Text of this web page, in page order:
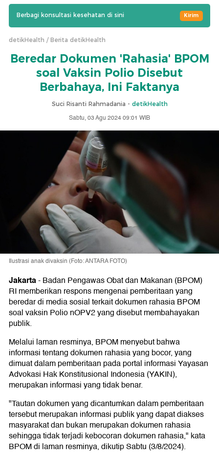
Berbagi konsultasi kesehatan di sini Kirim
detikHealth Berita detikHealth
Beredar Dokumen 'Rahasia' BPOM
soal Vaksin Polio Disebut
Berbahaya, Ini Faktanya
Suci Risanti Rahmadania - detikHealth
Sabtu, 03 Agu 2024 09:01 WIB
Ilustrasi anak divaksin (Foto: ANTARA FOTO)
Jakarta-Badan Pengawas Obat dan Makanan (BPOM)
RI memberikan respons mengenai pemberitaan yang
beredar di media sosial terkait dokumen rahasia BPOM
soal vaksin Polio nOPV2 yang disebut membahayakan
publik.
Melalui laman resminya, BPOM menyebut bahwa
informasi tentang dokumen rahasia yang bocor, yang
dimuat dalam pemberitaan pada portal informasi Yayasan
Advokasi Hak Konstitusional Indonesia (YAKIN),
merupakan informasi yang tidak benar.
"Tautan dokumen yang dicantumkan dalam pemberitaan
tersebut merupakan informasi publik yang dapat diakses
masyarakat dan bukan merupakan dokumen rahasia
sehingga tidak terjadi kebocoran dokumen rahasia," kata
BPOM di laman resminya, dikutip Sabtu (3/8/2024).